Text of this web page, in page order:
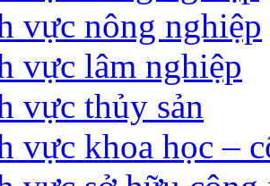
vực nông nghiệp
vực lâm nghiệp
vực thủy sản
vực khoa học –